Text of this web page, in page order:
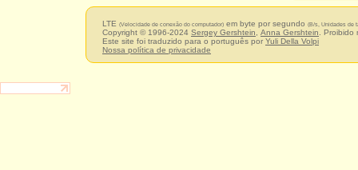
LTE (Velocidade de conexão do computador) em byte por segundo (B/s, Unidades de
Copyright © 1996-2024 Sergey Gershtein Anna Gershtein .
Este site foi traduzido para o português por Yuli Della Volpi
Nossa política de privacidade